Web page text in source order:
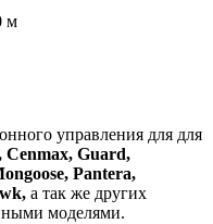
м
управления для для
Cenmax, Guard,
Pantera,
, а так же других
моделями.